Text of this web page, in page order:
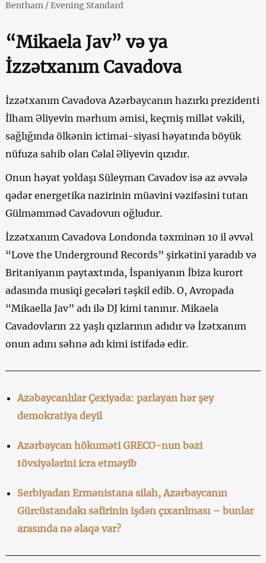
Bentham / Evening Standard
“Mikaela Jav” və ya
İzzətxanım Cavadova
İzzətxanım Cavadova Azərbaycanın hazırkı prezidenti
İlham Əliyevin mərhum əmisi, keçmiş millət vəkili,
sağlığında ölkənin ictimai-siyasi həyatında böyük
nüfuza sahib olan Cəlal Əliyevin qızıdır.
Onun həyat yoldaşı Süleyman Cavadov isə az əvvələ
qədər energetika nazirinin müavini vəzifəsini tutan
Gülməmməd Cavadovun oğludur.
İzzətxanım Cavadova Londonda təxminən 10 il əvvəl
“Love the Underground Records” şirkətini yaradıb və
Britaniyanın paytaxtında, İspaniyanın İbiza kurort
adasında musiqi gecələri təşkil edib. O, Avropada
“Mikaella Jav” adı ilə DJ kimi tanınır. Mikaela
Cavadovların 22 yaşlı qızlarının adıdır və İzətxanım
onun adını səhnə adı kimi istifadə edir.
Azəbaycanlılar Çexiyada: parlayan hər şey
demokratiya deyil
Azərbaycan hökuməti GRECO-nun bəzi
tövsiyələrini icra etməyib
Serbiyadan Ermənistana silah, Azərbaycanın
Gürcüstandakı səfirinin işdən çıxarılması – bunlar
arasında nə əlaqə var?